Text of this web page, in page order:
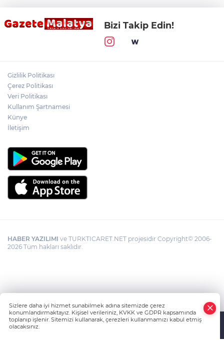
Bizi Takip Edin!
Gizlilik Politikası
Çerez Politikası
Veri Politikası
Kullanım Şartnamesi
Künye
İletişim
HABER YAZILIMI ve TURKTICARET.NET projesidir Copyright© 2006-
2026 Tüm hakları saklıdır.
Sizlere daha iyi hizmet sunabilmek adına sitemizde çerez
konumlandırmaktayız. Kişisel verileriniz, KVKK ve GDPR kapsamında
toplanıp işlenir. Sitemizi kullanarak, çerezleri kullanmamızı kabul etmiş
olacaksınız.